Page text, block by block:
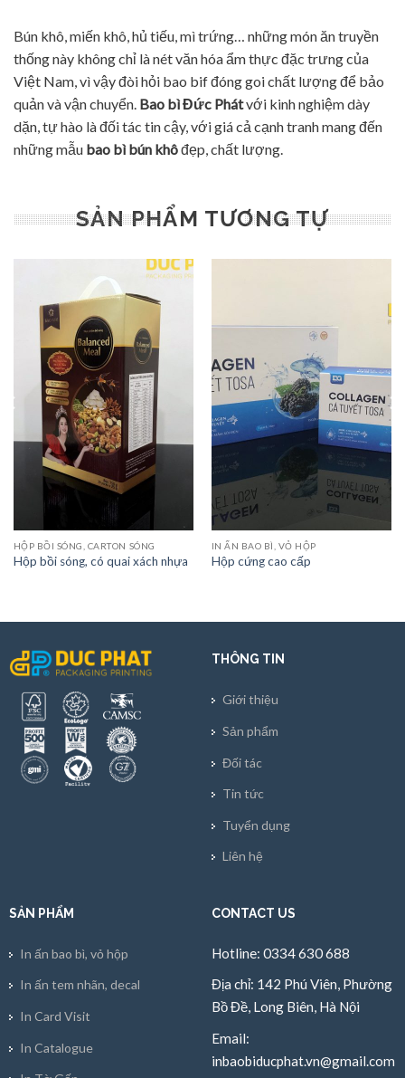
Bún khô, miến khô, hủ tiếu, mì trứng… những món ăn truyền
thống này không chỉ là nét văn hóa ẩm thực đặc trưng của
Việt Nam, vì vậy đòi hỏi bao bif đóng goi chất lượng để bảo
quản và vận chuyển. Bao bì Đức Phátvới kinh nghiệm dày
dặn, tự hào là đối tác tin cậy, với giá cả cạnh tranh mang đến
những mẫu bao bì bún khôđẹp, chất lượng.
SẢN PHẨM TƯƠNG TỰ
HỘP BỒI SÓNG, CARTON SÓNG
Hộp bồi sóng, có quai xách nhựa
IN ẤN BAO BÌ, VỎ HỘP
Hộp cứng cao cấp
THÔNG TIN
Giới thiệu
Sản phẩm
Đối tác
Tin tức
Tuyển dụng
Liên hệ
SẢN PHẨM
In ấn bao bì, vỏ hộp
In ấn tem nhãn, decal
In Card Visit
In Catalogue
CONTACT US
Hotline: 0334 630 688
Địa chỉ: 142 Phú Viên, Phường
Bồ Đề, Long Biên, Hà Nội
Email:
inbaobiducphat.vn@gmail.com